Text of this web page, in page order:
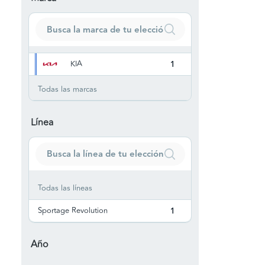
KIA 1
Todas las marcas
Línea
Todas las líneas
Sportage Revolution
1
Año